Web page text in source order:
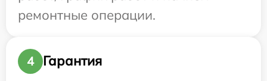
ремонтные операции.
4
Гарантия